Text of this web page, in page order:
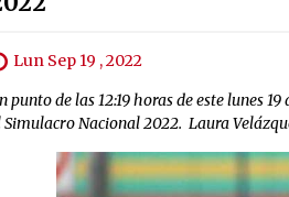
Lun Sep 19 , 2022
punto de las 12:19 horas de este lunes
Simulacro Nacional 2022. Laura